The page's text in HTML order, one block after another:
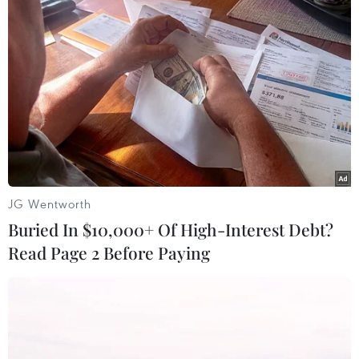
Mỹ: Lãi suất thế chấp tăng
lên mức cao nhất kể từ
tháng Bảy năm ngoái
07/08/2026 00:05
Google Wallet cho phép
phụ huynh thiết lập số dư
an toàn của con cái
06/08/2026 23:44
JG Wentworth
Buried In $10,000+ Of High-Interest Debt?
Read Page 2 Before Paying